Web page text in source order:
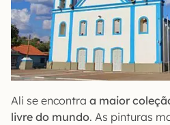
Ali se encontra a maior
livre do mundo. As pinturas